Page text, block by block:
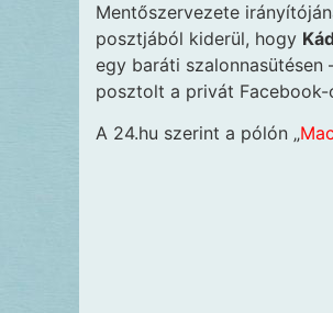
Mentőszervezete
posztjából kiderül, hogy
egy baráti
posztolt a privát Facebook-
A 24.hu szerint a pólón „